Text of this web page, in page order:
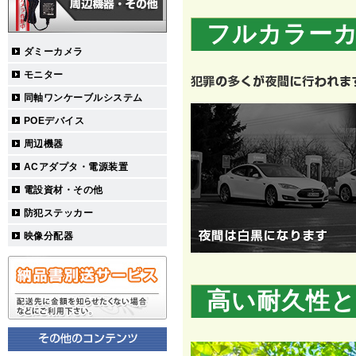
ダミーカメラ
モニター
同軸ワンケーブルシステム
POEデバイス
周辺機器
ACアダプタ・電源装置
電設資材・その他
防犯ステッカー
映像分配器
フルカラー
高い耐久性